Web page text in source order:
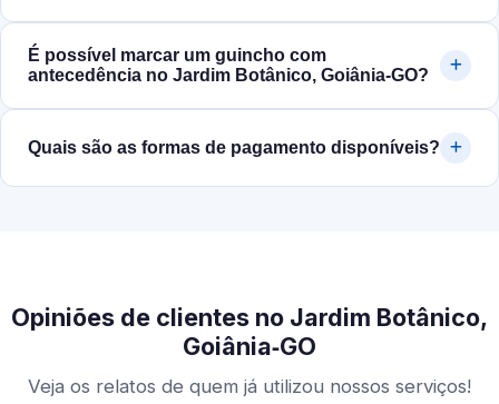
É possível marcar um guincho com
antecedência no Jardim Botânico, Goiânia‑GO?
Quais são as formas de pagamento disponíveis?
Opiniões de clientes no Jardim Botânico,
Goiânia‑GO
Veja os relatos de quem já utilizou nossos serviços!